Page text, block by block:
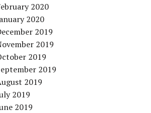
2020
2020
2019
2019
2019
2019
2019
2019
2019